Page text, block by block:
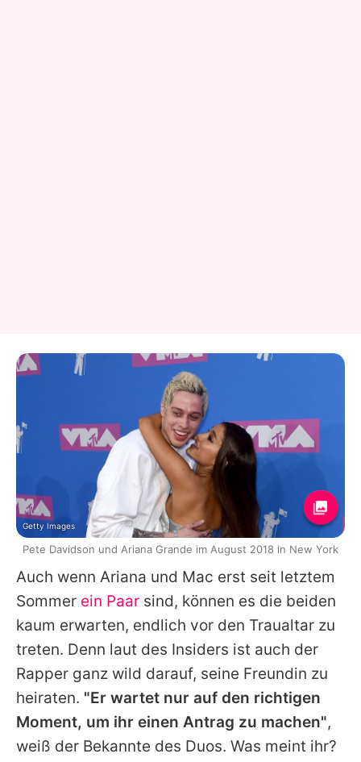
Auch wenn Ariana und Mac erst seit letztem
Sommer ein Paar sind, können es die beiden
kaum erwarten, endlich vor den Traualtar zu
treten. Denn laut des Insiders ist auch der
Rapper ganz wild darauf, seine Freundin zu
heiraten. "Er wartet nur auf den richtigen
Moment, um ihr einen Antrag zu machen",
weiß der Bekannte des Duos. Was meint ihr?
Getty Images
Pete Davidson und Ariana Grande im August 2018 in New York